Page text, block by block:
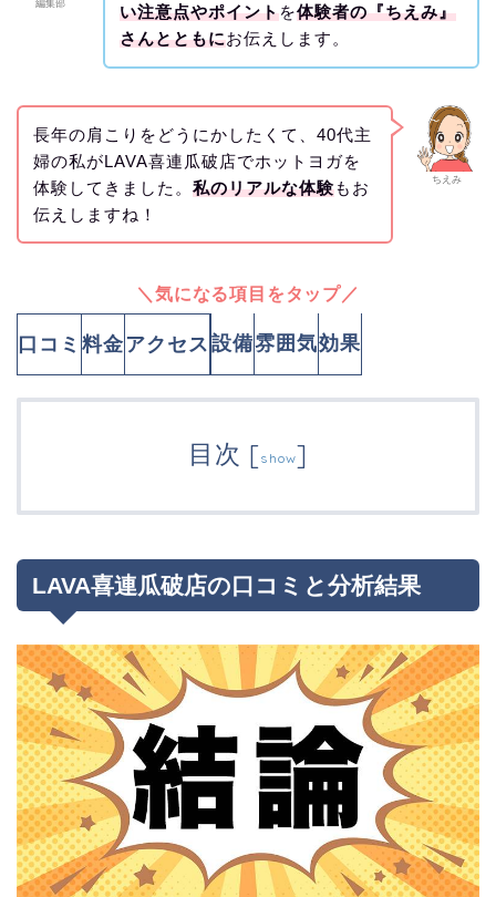
編集部
い注意点やポイントを体験者の『ちえみ』
さんとともにお伝えします。
ちえみ
長年の肩こりをどうにかしたくて、40代主
婦の私がLAVA喜連瓜破店でホットヨガを
体験してきました。 私のリアルな体験もお
伝えしますね！
＼気になる項目をタップ／
口コミ 料金アクセス 設備雰囲気効果
目次 [show]
LAVA喜連瓜破店の口コミと分析結果